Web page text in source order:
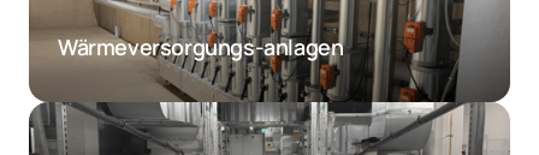
Wärmeversorgungs-anlagen